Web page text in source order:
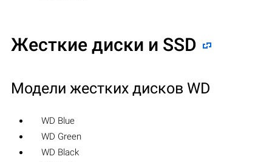
Жесткие диски и SSD
Модели жестких дисков WD
WD Blue
WD Green
WD Black